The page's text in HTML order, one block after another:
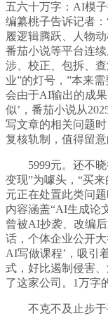
五六十万字：AI模
编纂桃子告诉记者
履逻辑腾跃、人物
番茄小说等平台连
涉、校正、包拆、
业”的灯号，”本来
会由于AI输出的成
似’，番茄小说从
写文章的相关问题
复核轨制，值得留
5999元。还不晓
变现”为噱头，“买
元正在处置此类问
内容涵盖“AI生成论
曾被AI抄袭、改编
话，个体企业公开
AI写做课程’，吸引
式，好比遏制侵害
了这家公司。1万字
不克不及止步于